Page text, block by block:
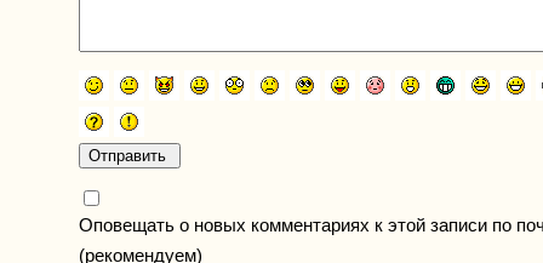
Оповещать о новых комментариях к этой записи по
(рекомендуем)